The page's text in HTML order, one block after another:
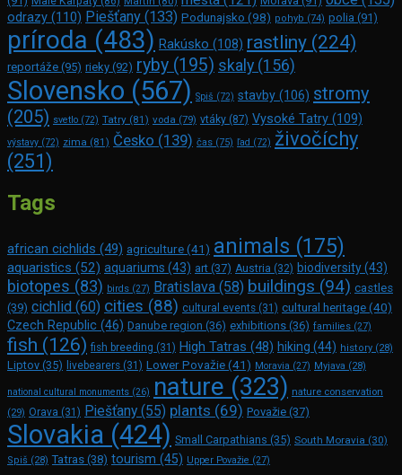
odrazy (110) Piešťany (133) Podunajsko (98) pohyb (74) polia (91)
príroda (483) Rakúsko (108) rastliny (224)
reportáže (95) rieky (92) ryby (195) skaly (156)
Slovensko (567) Spiš (72) stavby (106) stromy
(205) svetlo (72) Tatry (81) voda (79) vtáky (87) Vysoké Tatry (109)
výstavy (72) zima (81) Česko (139) čas (75) ľad (72) živočíchy
(251)
Tags
african cichlids (49) agriculture(41) animals (175)
aquaristics (52) aquariums (43) art (37) Austria (32) biodiversity(43)
biotopes (83) birds (27) Bratislava (58) buildings (94) castles
(39) cichlid (60) cities (88) cultural events (31) cultural heritage (40)
Czech Republic (46) Danube region (36) exhibitions (36) families (27)
fish (126) fish breeding (31) High Tatras (48) hiking (44) history (28)
Liptov (35) livebearers (31) Lower Považie(41) Moravia (27) Myjava (28)
national cultural monuments (26) nature (323) nature conservation
(29) Orava (31) Piešťany (55) plants (69) Považie (37)
Slovakia (424) Small Carpathians (35) South Moravia (30)
Spiš (28) Tatras (38) tourism (45) Upper Považie (27)